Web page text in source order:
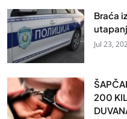
Braća
Jul 23,
200